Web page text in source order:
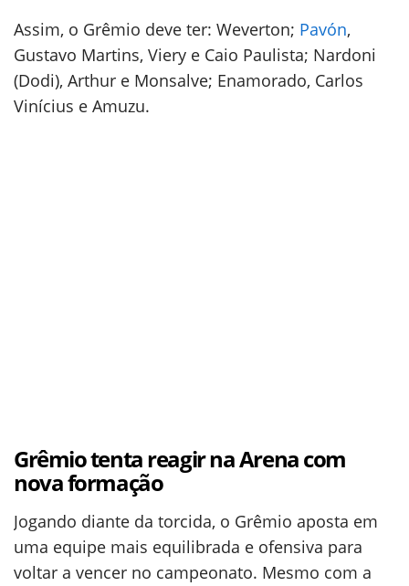
Assim, o Grêmio deve ter: Weverton; Pavón,
Gustavo Martins, Viery e Caio Paulista; Nardoni
(Dodi), Arthur e Monsalve; Enamorado, Carlos
Vinícius e Amuzu.
Grêmio tenta reagir na Arena com
nova formação
Jogando diante da torcida, o Grêmio aposta em
uma equipe mais equilibrada e ofensiva para
voltar a vencer no campeonato. Mesmo com a